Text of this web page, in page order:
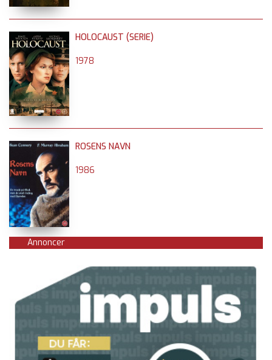
HOLOCAUST (SERIE)
1978
ROSENS NAVN
1986
Annoncer